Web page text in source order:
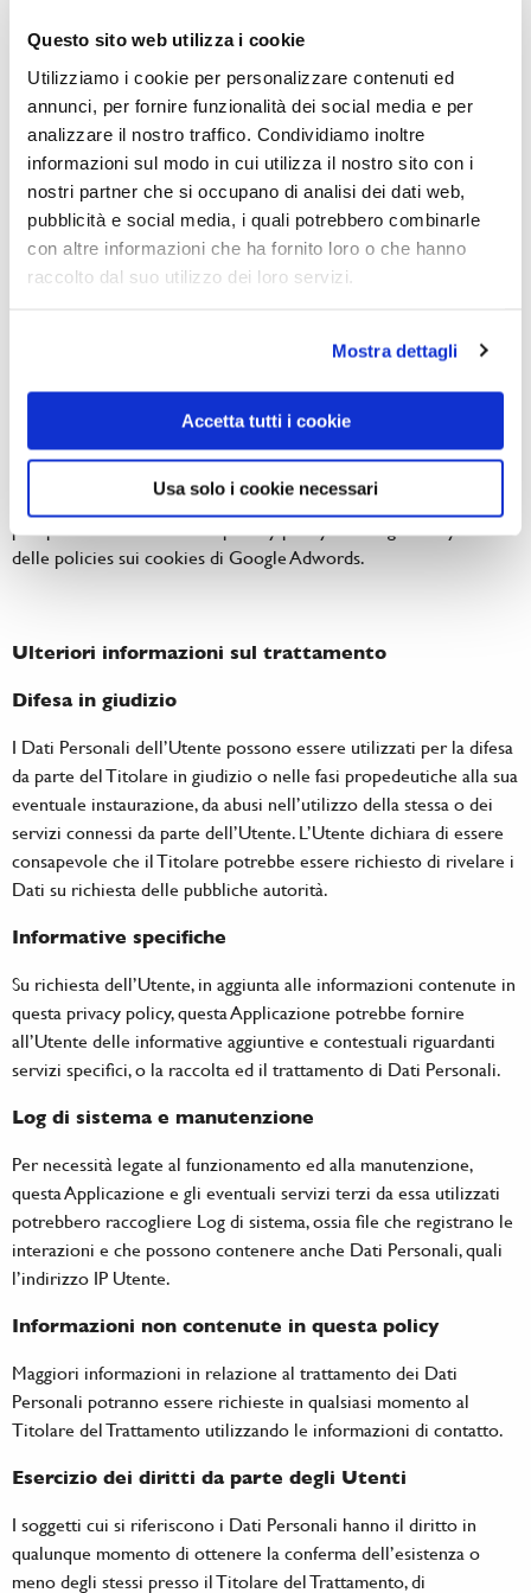
Questo sito web utilizza i cookie
Utilizziamo i cookie per personalizzare contenuti ed
annunci, per fornire funzionalità dei social media e per
analizzare il nostro traffico. Condividiamo inoltre
informazioni sul modo in cui utilizza il nostro sito con i
nostri partner che si occupano di analisi dei dati web,
pubblicità e social media, i quali potrebbero combinarle
con altre informazioni che ha fornito loro o che hanno
raccolto dal suo utilizzo dei loro servizi.
Mostra dettagli
Accetta tutti i cookie
Usa solo i cookie necessari
Policy
Remarketing
Il sito utilizza anche la funzione di “remarketing” di Google
Adwords. Questa funzione permette di pubblicare, nella rete di
contenuti di Google (per maggiori informazioni visitarequesta
pagina), annunci personalizzati in base alle pagine visitate dagli
utenti sul sito. Alcune pagine del sito, quindi, includono un codice
definito “codice remarketing” che permette di leggere e
alla sua visita sul sito. Le liste di remarketing create sono
conservate nei server di Google in cui si conservano tutti gli ID
dei cookies associati agli interessi. Le informazioni ottenute
consentono di identificare solo il browser e non è possibile in
strumento di remarketing sono disponibili aquesto link
può prendere visione della
delle policies sui cookies di Google Adwords.
Ulteriori informazioni sul trattamento
Difesa in giudizio
I Dati Personali dell’Utente possono essere utilizzati per la difesa
da parte del Titolare in giudizio o nelle fasi propedeutiche alla sua
eventuale instaurazione, da abusi nell’utilizzo della stessa o dei
servizi connessi da parte dell’Utente. L’Utente dichiara di essere
consapevole che il Titolare potrebbe essere richiesto di rivelare i
Dati su richiesta delle pubbliche autorità.
Informative specifiche
Su richiesta dell’Utente, in aggiunta alle informazioni contenute in
questa privacy policy, questa Applicazione potrebbe fornire
all’Utente delle informative aggiuntive e contestuali riguardanti
servizi specifici, o la raccolta ed il trattamento di Dati Personali.
Log di sistema e manutenzione
Per necessità legate al funzionamento ed alla manutenzione,
questa Applicazione e gli eventuali servizi terzi da essa utilizzati
potrebbero raccogliere Log di sistema, ossia file che registrano le
interazioni e che possono contenere anche Dati Personali, quali
l’indirizzo IP Utente.
Informazioni non contenute in questa policy
Maggiori informazioni in relazione al trattamento dei Dati
Personali potranno essere richieste in qualsiasi momento al
Titolare del Trattamento utilizzando le informazioni di contatto.
Esercizio dei diritti da parte degli Utenti
I soggetti cui si riferiscono i Dati Personali hanno il diritto in
qualunque momento di ottenere la conferma dell’esistenza o
meno degli stessi presso il Titolare del Trattamento, di